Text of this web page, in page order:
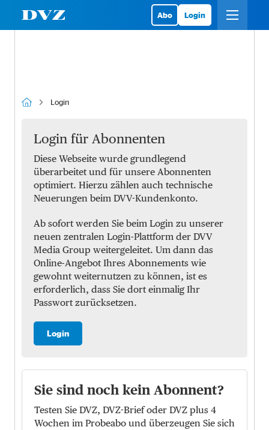
Abo Login
Login
Login für Abonnenten
Diese Webseite wurde grundlegend
überarbeitet und für unsere Abonnenten
optimiert. Hierzu zählen auch technische
Neuerungen beim DVV-Kundenkonto.
Ab sofort werden Sie beim Login zu unserer
neuen zentralen Login-Plattform der DVV
Media Group weitergeleitet. Um dann das
Online-Angebot Ihres Abonnements wie
gewohnt weiternutzen zu können, ist es
erforderlich, dass Sie dort einmalig Ihr
Passwort zurücksetzen.
Login
Sie sind noch kein Abonnent?
Testen Sie DVZ, DVZ-Brief oder DVZ plus 4
Wochen im Probeabo und überzeugen Sie sich